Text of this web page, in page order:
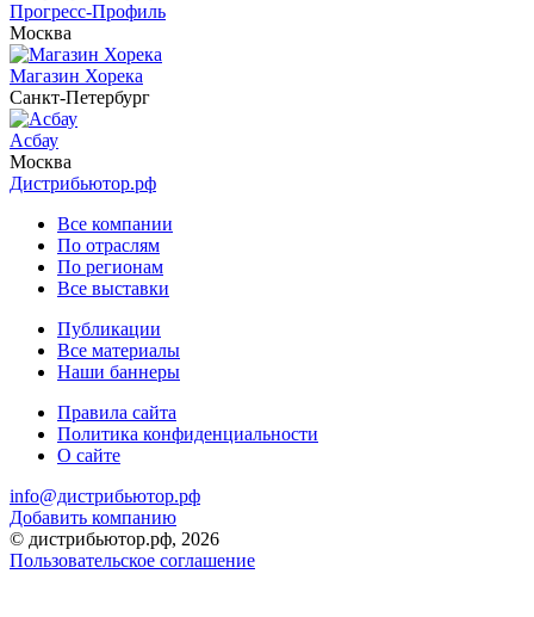
Прогресс-Профиль
Москва
Магазин Хорека
Санкт-Петербург
Асбау
Москва
Дистрибьютор.рф
Все компании
По отраслям
По регионам
Все выставки
Публикации
Все материалы
Наши баннеры
Правила сайта
Политика конфиденциальности
О сайте
info@дистрибьютор.рф
Добавить компанию
© дистрибьютор.рф, 2026
Пользовательское соглашение